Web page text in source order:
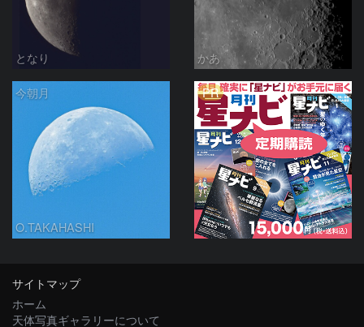
となり かあ
今朝月
O.TAKAHASHI
PR
サイトマップ
ホーム
天体写真ギャラリーについて